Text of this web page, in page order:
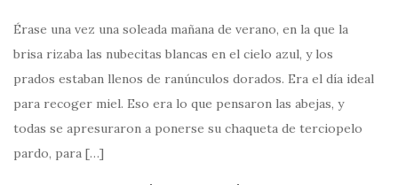
Érase una vez una soleada mañana de verano, en la que la
brisa rizaba las nubecitas blancas en el cielo azul, y los
prados estaban llenos de ranúnculos dorados. Era el día ideal
para recoger miel. Eso era lo que pensaron las abejas, y
todas se apresuraron a ponerse su chaqueta de terciopelo
pardo, para […]